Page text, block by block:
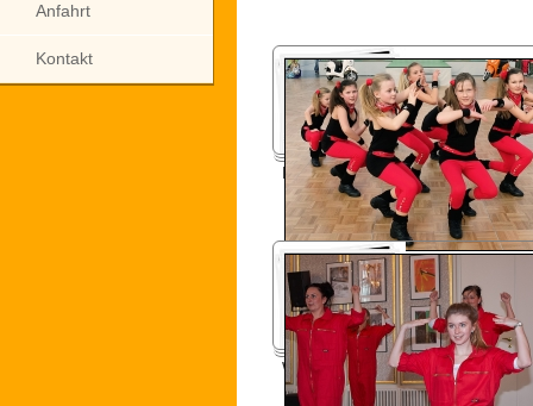
Anfahrt
Kontakt
Haus-Garten-Freizeit Messe
Welttanztag 2016